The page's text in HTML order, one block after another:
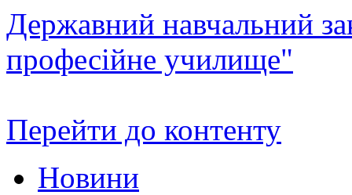
Державний навчальний
професійне училище"
Перейти до контенту
Новини